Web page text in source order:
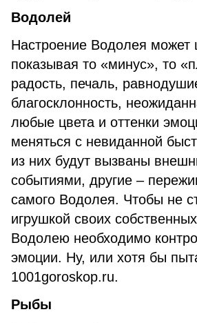
Водолей
Настроение Водолея может
показывая то «минус», то
радость, печаль,
благосклонность,
любые цвета и оттенки
меняться с невиданной
из них будут вызваны
событиями, другие –
самого Водолея. Чтобы не
игрушкой своих
Водолею необходимо
эмоции. Ну, или хотя бы
1001goroskop.ru.
Рыбы